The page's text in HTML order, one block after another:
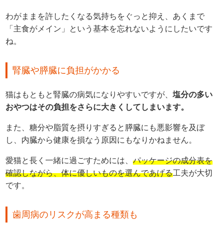
わがままを許したくなる気持ちをぐっと抑え、あくまで
「主食がメイン」という基本を忘れないようにしたいです
ね。
腎臓や膵臓に負担がかかる
猫はもともと腎臓の病気になりやすいですが、塩分の多い
おやつはその負担をさらに大きくしてしまいます。
また、糖分や脂質を摂りすぎると膵臓にも悪影響を及ぼ
し、内臓から健康を損なう原因にもなりかねません。
愛猫と長く一緒に過ごすためには、パッケージの成分表を
確認しながら、体に優しいものを選んであげる工夫が大切
です。
歯周病のリスクが高まる種類も